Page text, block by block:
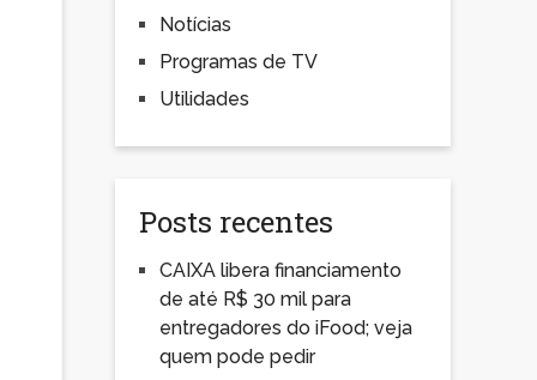
Notícias
Programas de TV
Utilidades
Posts recentes
CAIXA libera financiamento
de até R$ 30 mil para
entregadores do iFood; veja
quem pode pedir